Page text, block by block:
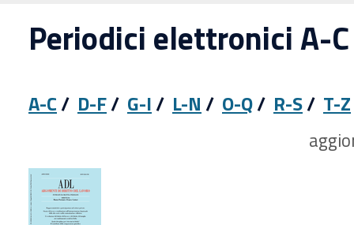
Per approfondire
Periodici elettronici A-C
A-C/ D-F/ G-I/ L-N / O-Q/ R-S/ T-Z